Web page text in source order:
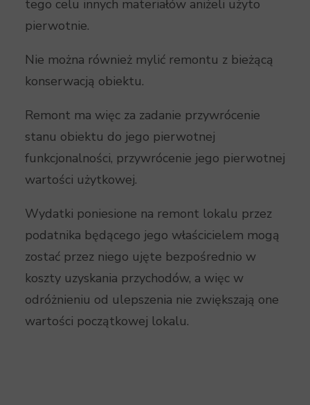
tego celu innych materiałów aniżeli użyto
pierwotnie.
Nie można również mylić remontu z bieżącą
konserwacją obiektu.
Remont ma więc za zadanie przywrócenie
stanu obiektu do jego pierwotnej
funkcjonalności, przywrócenie jego pierwotnej
wartości użytkowej.
Wydatki poniesione na remont lokalu przez
podatnika będącego jego właścicielem mogą
zostać przez niego ujęte bezpośrednio w
koszty uzyskania przychodów, a więc w
odróżnieniu od ulepszenia nie zwiększają one
wartości początkowej lokalu.